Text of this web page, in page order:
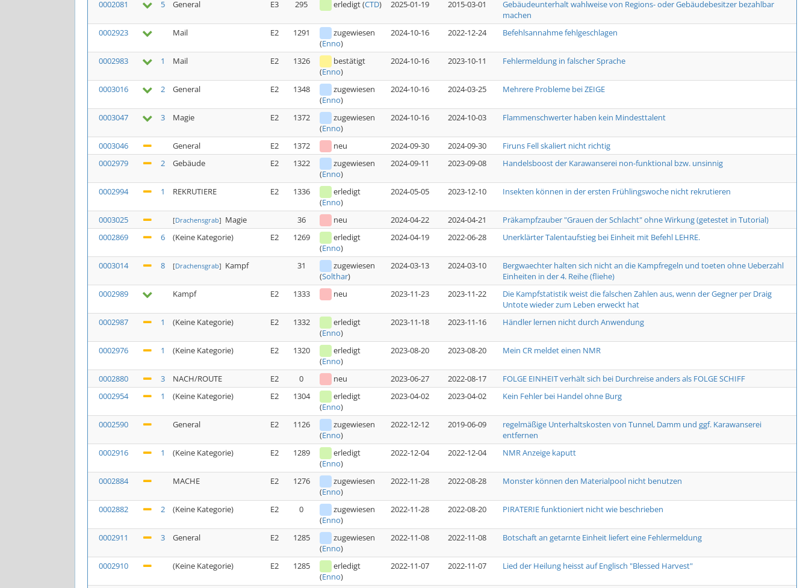
0002081
5 General E3 295 erledigt(CTD) 2025-01-19 2015-03-01
Gebäudeunterhalt wahlweise von Regions- oder Gebäudebesitzer bezahlbar
machen
0002923
Mail E2 1291
zugewiesen
(Enno)
2024-10-16 2022-12-24 Befehlsannahme fehlgeschlagen
0002983 1 Mail E2 1326
bestätigt
(Enno)
2024-10-16 2023-10-11 Fehlermeldung in falscher Sprache
0003016 2 General E2 1348
zugewiesen
(Enno)
2024-10-16 2024-03-25 Mehrere Probleme bei ZEIGE
0003047 3 Magie E2 1372
zugewiesen
(Enno)
2024-10-16 2024-10-03 Flammenschwerter haben kein Mindesttalent
0003046 General E2 1372 neu 2024-09-30 2024-09-30
Firuns Fell skaliert nicht richtig
0002979
2 Gebäude E2 1322
zugewiesen
(Enno)
2024-09-11 2023-09-08 Handelsboost der Karawanserei non-funktional bzw. unsinnig
0002994 1 REKRUTIERE E2 1336
erledigt
(Enno)
2024-05-05 2023-12-10 Insekten können in der ersten Frühlingswoche nicht rekrutieren
0003025 [Drachensgrab] Magie 36 neu 2024-04-22 2024-04-21
Präkampfzauber "Grauen der Schlacht" ohne Wirkung (getestet in Tutorial)
0002869
6 (Keine Kategorie) E2 1269
erledigt
(Enno)
2024-04-19 2022-06-28 Unerklärter Talentaufstieg bei Einheit mit Befehl LEHRE.
0003014 8 [Drachensgrab] Kampf 31
zugewiesen
(Solthar)
2024-03-13 2024-03-10
Bergwaechter halten sich nicht an die Kampfregeln und toeten ohne Ueberzahl
Einheiten in der 4. Reihe (fliehe)
0002989
Kampf E2 1333 neu 2023-11-23 2023-11-22
Die Kampfstatistik weist die falschen Zahlen aus, wenn der Gegner per Draig
Untote wieder zum Leben erweckt hat
0002987
1 (Keine Kategorie) E2 1332
erledigt
(Enno)
2023-11-18 2023-11-16 Händler lernen nicht durch Anwendung
0002976 1 (Keine Kategorie) E2 1320
erledigt
(Enno)
2023-08-20 2023-08-20 Mein CR meldet einen NMR
0002880 3 NACH/ROUTE E2 0 neu 2023-06-27 2022-08-17
FOLGE EINHEIT verhält sich bei Durchreise anders als FOLGE SCHIFF
0002954
1 (Keine Kategorie) E2 1304
erledigt
(Enno)
2023-04-02 2023-04-02 Kein Fehler bei Handel ohne Burg
0002590 General E2 1126
zugewiesen
(Enno)
2022-12-12 2019-06-09
regelmäßige Unterhaltskosten von Tunnel, Damm und ggf. Karawanserei
entfernen
0002916
1 (Keine Kategorie) E2 1289
erledigt
(Enno)
2022-12-04 2022-12-04 NMR Anzeige kaputt
0002884 MACHE E2 1276
zugewiesen
(Enno)
2022-11-28 2022-08-28 Monster können den Materialpool nicht benutzen
0002882 2 (Keine Kategorie) E2 0
zugewiesen
(Enno)
2022-11-28 2022-08-20 PIRATERIE funktioniert nicht wie beschrieben
0002911 3 General E2 1285
zugewiesen
(Enno)
2022-11-08 2022-11-08 Botschaft an getarnte Einheit liefert eine Fehlermeldung
0002910 (Keine Kategorie) E2 1285
erledigt
(Enno)
2022-11-07 2022-11-07 Lied der Heilung heisst auf Englisch "Blessed Harvest"